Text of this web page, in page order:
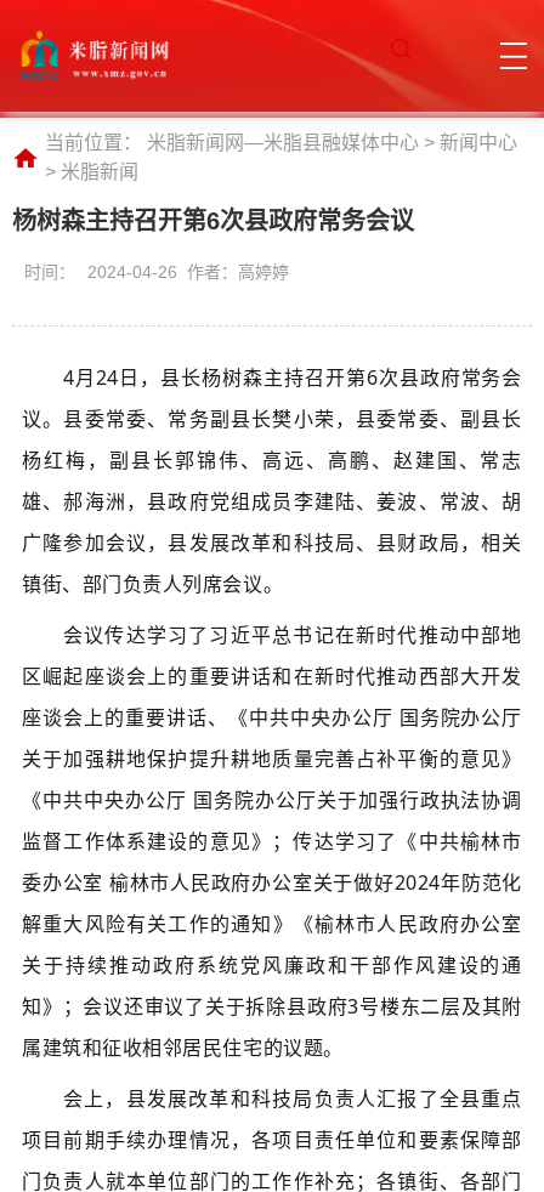
当前位置： 米脂新闻网—米脂县融媒体中心 > 新闻中心
> 米脂新闻
杨树森主持召开第6次县政府常务会议
时间： 2024-04-26 作者：高婷婷
4月24日，县长杨树森主持召开第6次县政府常务会
议。县委常委、常务副县长樊小荣，县委常委、副县长
杨红梅，副县长郭锦伟、高远、高鹏、赵建国、常志
雄、郝海洲，县政府党组成员李建陆、姜波、常波、胡
广隆参加会议，县发展改革和科技局、县财政局，相关
镇街、部门负责人列席会议。
会议传达学习了习近平总书记在新时代推动中部地
区崛起座谈会上的重要讲话和在新时代推动西部大开发
座谈会上的重要讲话、《中共中央办公厅 国务院办公厅
关于加强耕地保护提升耕地质量完善占补平衡的意见》
《中共中央办公厅 国务院办公厅关于加强行政执法协调
监督工作体系建设的意见》；传达学习了 《中共榆林市
委办公室 榆林市人民政府办公室关于做好2024年防范化
解重大风险有关工作的通知》
《榆林市人民政府办公室
关于持续推动政府系统党风廉政和干部作风建设的通
知》；会议还审议了关于拆除县政府3号楼东二层及其附
属建筑和征收相邻居民住宅的议题。
会上，县发展改革和科技局负责人汇报了全县重点
项目前期手续办理情况，各项目责任单位和要素保障部
门负责人就本单位部门的工作作补充；各镇街、各部门